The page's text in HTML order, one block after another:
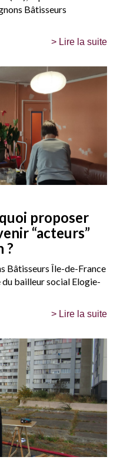
Bâtisseurs
> Lire la suite
proposer
“acteurs”
?
Bâtisseurs Île-de-France
bailleur social Elogie-
> Lire la suite